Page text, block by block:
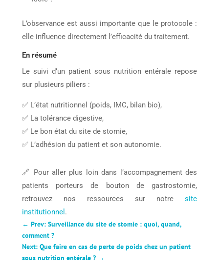
L’observance est aussi importante que le protocole :
elle influence directement l’efficacité du traitement.
En résumé
Le suivi d’un patient sous nutrition entérale repose
sur plusieurs piliers :
✅ L’état nutritionnel (poids, IMC, bilan bio),
✅ La tolérance digestive,
✅ Le bon état du site de stomie,
✅ L’adhésion du patient et son autonomie.
🔗 Pour aller plus loin dans l’accompagnement des
patients porteurs de bouton de gastrostomie,
retrouvez nos ressources sur notresite
institutionnel .
← Prev: Surveillance du site de stomie : quoi, quand,
comment ?
Next: Que faire en cas de perte de poids chez un patient
sous nutrition entérale ?→